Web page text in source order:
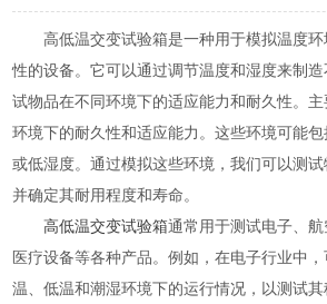
高低温交变试验箱是一种用于模拟温度环
性的设备。它可以通过调节温度和湿度来制
试物品在不同环境下的适应能力和耐久性。
环境下的耐久性和适应能力。这些环境可能
或低湿度。通过模拟这些环境，我们可以测试
并确定其耐用程度和寿命。
高低温交变试验箱通常用于测试电子、
医疗设备等各种产品。例如，在电子行业中
温、低温和潮湿环境下的运行情况，以测试